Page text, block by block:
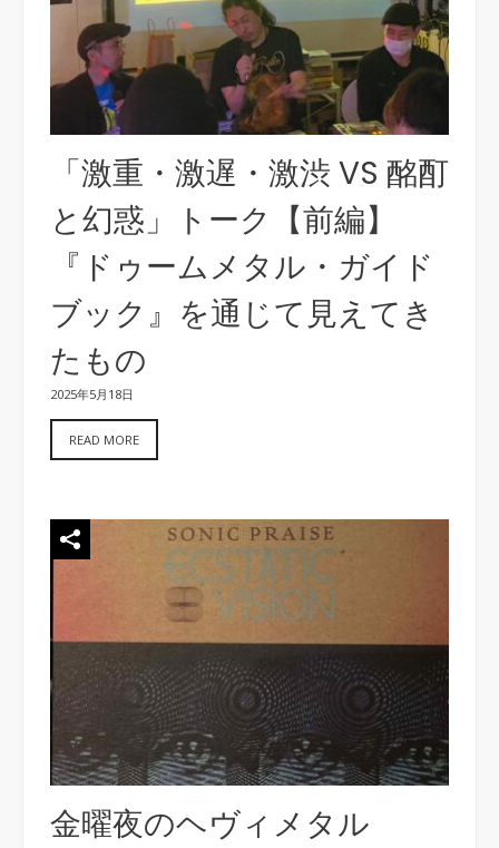
「激重・激遅・激渋 VS 酩酊
と幻惑」トーク【前編】
『ドゥームメタル・ガイド
ブック』を通じて見えてき
たもの
2025年5月18日
READ MORE
金曜夜のヘヴィメタル